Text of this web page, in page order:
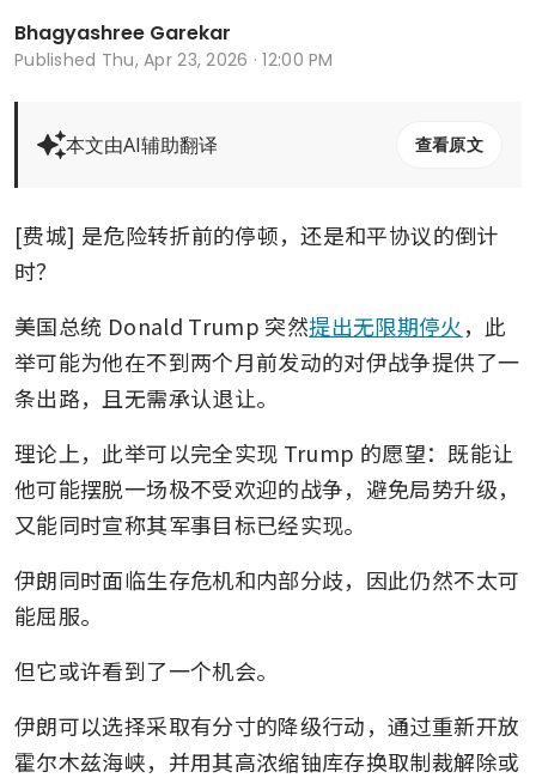
Bhagyashree Garekar
Published Thu, Apr 23, 2026 · 12:00 PM
本文由AI辅助翻译 查看原文
[费城] 是危险转折前的停顿，还是和平协议的倒计
时？
美国总统 Donald Trump 突然提出无限期停火 ，此
举可能为他在不到两个月前发动的对伊战争提供了一
条出路，且无需承认退让。
理论上，此举可以完全实现 Trump 的愿望：既能让
他可能摆脱一场极不受欢迎的战争，避免局势升级，
又能同时宣称其军事目标已经实现。
伊朗同时面临生存危机和内部分歧，因此仍然不太可
能屈服。
但它或许看到了一个机会。
伊朗可以选择采取有分寸的降级行动，通过重新开放
霍尔木兹海峡，并用其高浓缩铀库存换取制裁解除或